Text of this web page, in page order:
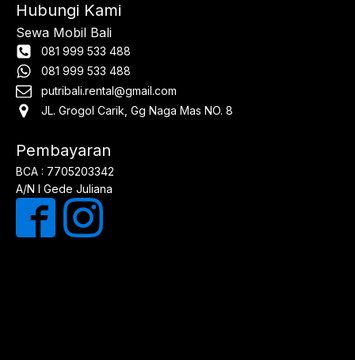
Hubungi Kami
Sewa Mobil Bali
081 999 533 488
081 999 533 488
putribali.rental@gmail.com
JL. Grogol Carik, Gg Naga Mas NO. 8
Pembayaran
BCA : 7705203342
A/N I Gede Juliana